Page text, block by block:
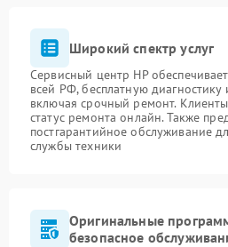
Широкий спектр услуг
Сервисный центр HP
всей РФ, бесплатную
включая срочный ремонт.
статус ремонта онлайн. Также
постгарантийное обслуживание
службы техники
Оригинальные
безопасное